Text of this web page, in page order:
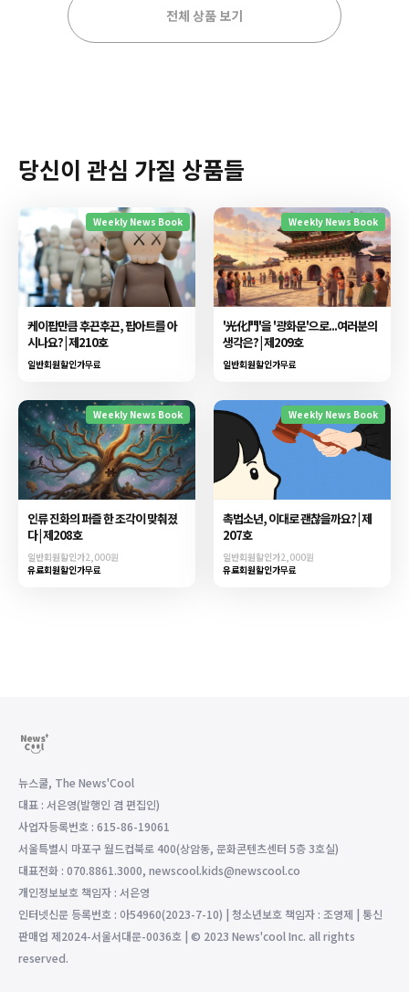
전체 상품 보기
당신이 관심 가질 상품들
Weekly News Book
케이팝만큼 후끈후끈, 팝아트를 아
시나요? | 제210호
일반회원할인가무료
Weekly News Book
'光化門'을 '광화문'으로...여러분의
생각은? | 제209호
일반회원할인가무료
Weekly News Book
인류 진화의 퍼즐 한 조각이 맞춰졌
다 | 제208호
일반회원할인가2,000원
유료회원할인가무료
Weekly News Book
촉법소년, 이대로 괜찮을까요? | 제
207호
일반회원할인가2,000원
유료회원할인가무료
뉴스쿨, The News'Cool
대표 : 서은영(발행인 겸 편집인)
사업자등록번호 : 615-86-19061
서울특별시 마포구 월드컵북로 400(상암동, 문화콘텐츠센터 5층 3호실)
대표전화 : 070.8861.3000, newscool.kids@newscool.co
개인정보보호 책임자 : 서은영
인터넷신문 등록번호 : 아54960(2023-7-10) | 청소년보호 책임자 : 조영제 | 통신
판매업 제2024-서울서대문-0036호 | © 2023 News'cool Inc. all rights
reserved.